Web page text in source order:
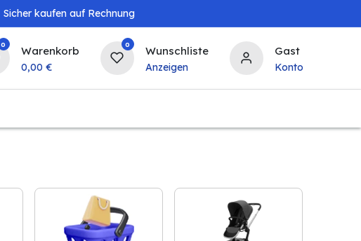
Sicher kaufen auf Rechnung
0 Warenkorb
0,00 €
0 Wunschliste
Anzeigen
Gast
Konto